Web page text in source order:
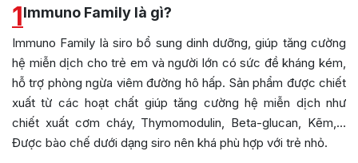
1Immuno Family là gì?
Immuno Family là siro bổ sung dinh dưỡng, giúp tăng cường
hệ miễn dịch cho trẻ em và người lớn có sức đề kháng kém,
hỗ trợ phòng ngừa viêm đường hô hấp. Sản phẩm được chiết
xuất từ các hoạt chất giúp tăng cường hệ miễn dịch như
chiết xuất cơm cháy, Thymomodulin, Beta-glucan, Kẽm,…
Được bào chế dưới dạng siro nên khá phù hợp với trẻ nhỏ.